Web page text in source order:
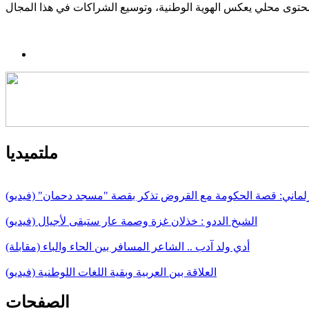
ملتميديا
قصة الحكومة مع القروض تذكر بقصة "مسجد دحمان" (فيديو)
الشيخ الددو : خذلان غزة وصمة عار ستبقى لأجيال (فيديو)
أدي ولد آدب .. الشاعر المسافر بين الحاء والباء (مقابلة)
العلاقة بين العربية وبقية اللغات اللوطنية (فيديو)
الصفحات